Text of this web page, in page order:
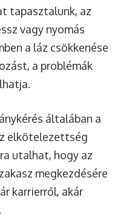
tapasztalunk, az
vagy nyomás
a láz csökkenése
a problémák
általában a
elkötelezettség
utalhat, hogy az
megkezdésére
karrierről, akár